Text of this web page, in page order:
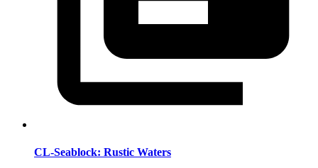
CL-Seablock: Rustic Waters